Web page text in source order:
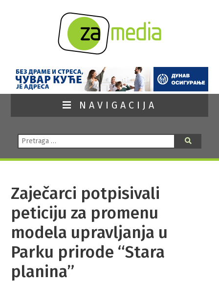
NAVIGACIJA
Pretraga:
Zaječarci potpisivali
peticiju za promenu
modela upravljanja u
Parku prirode “Stara
planina”